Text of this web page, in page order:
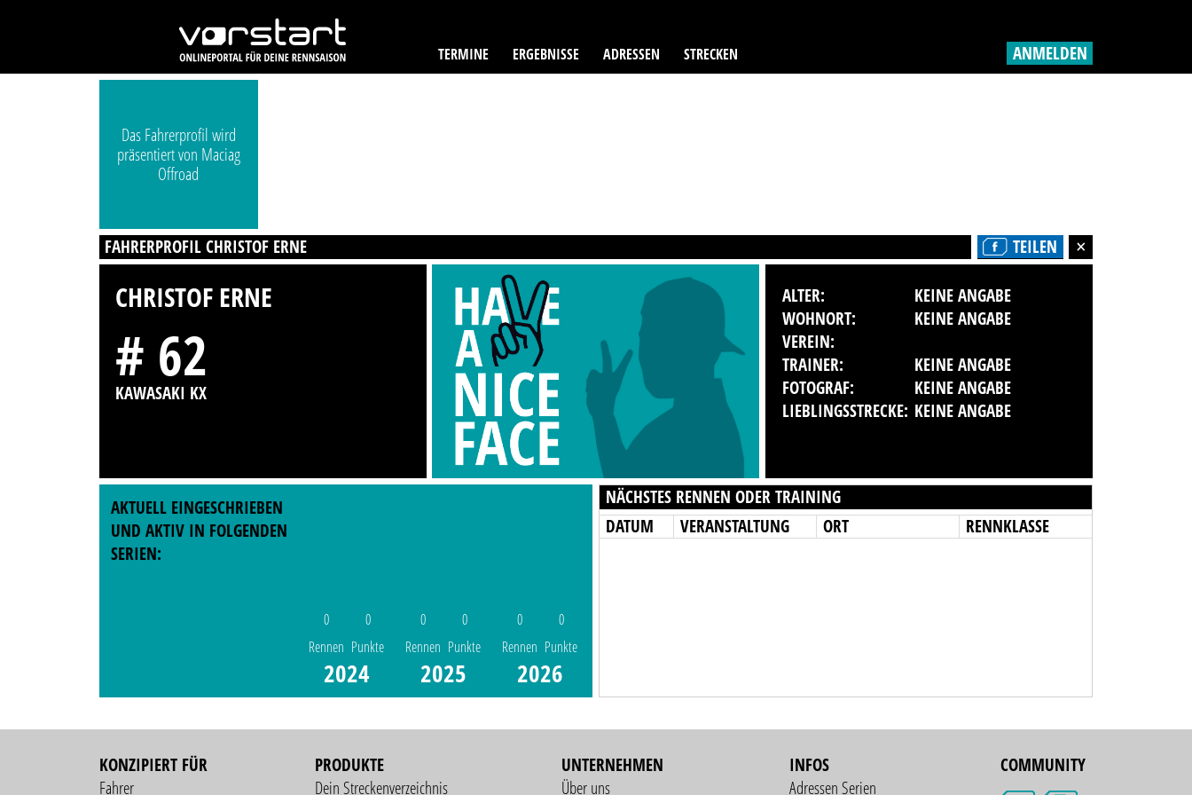
TERMINE ERGEBNISSE ADRESSEN STRECKEN ANMELDEN
Das Fahrerprofil wird
präsentiert von Maciag
Offroad
FAHRERPROFIL CHRISTOF ERNE TEILEN
CHRISTOF ERNE
# 62
KAWASAKI KX
ALTER:
KEINE ANGABE
WOHNORT:
KEINE ANGABE
VEREIN:
TRAINER:
KEINE ANGABE
FOTOGRAF:
KEINE ANGABE
LIEBLINGSSTRECKE: KEINE ANGABE
AKTUELL EINGESCHRIEBEN
UND AKTIV IN FOLGENDEN
SERIEN:
0
Rennen
0
Punkte
2024
0
Rennen
0
Punkte
2025
0
Rennen
0
Punkte
2026
NÄCHSTES RENNEN ODER TRAINING
DATUM
VERANSTALTUNG ORT RENNKLASSE
KONZIPIERT FÜR
Fahrer
PRODUKTE
Dein Streckenverzeichnis
UNTERNEHMEN
Über uns
INFOS
Adressen Serien
COMMUNITY